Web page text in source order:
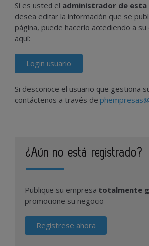
Si es usted el administrador de esta
desea editar la información que se
página, puede hacerlo accediendo a
aquí:
Login usuario
Si desconoce el usuario que gestiona
contáctenos a través de
¿Aún no está registrado?
Publique su empresa totalmente
promocione su negocio
Regístrese ahora